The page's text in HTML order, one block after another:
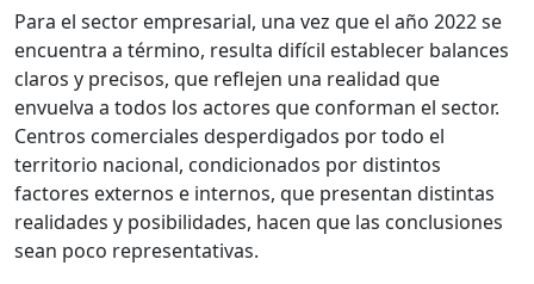
Para el sector empresarial, una vez que el año 2022 se
encuentra a término, resulta difícil establecer balances
claros y precisos, que reflejen una realidad que
envuelva a todos los actores que conforman el sector.
Centros comerciales desperdigados por todo el
territorio nacional, condicionados por distintos
factores externos e internos, que presentan distintas
realidades y posibilidades, hacen que las conclusiones
sean poco representativas.